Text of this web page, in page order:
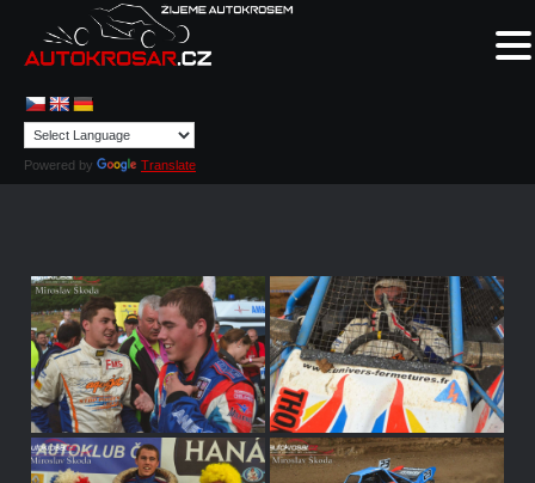
Powered by Translate